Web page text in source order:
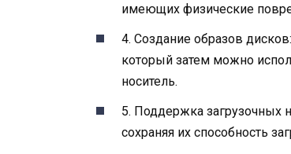
имеющих физические
4. Создание образов
который затем можно
носитель.
5. Поддержка загрузочных
сохраняя их способность